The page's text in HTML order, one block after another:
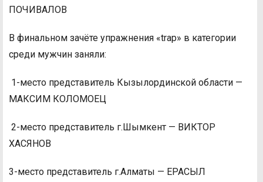
ПОЧИВАЛОВ
В финальном зачёте упражнения «trap» в категории
среди мужчин заняли:
1-место представитель Кызылординской области —
МАКСИМ КОЛОМОЕЦ
2-место представитель г.Шымкент — ВИКТОР
ХАСЯНОВ
3-место представитель г.Алматы — ЕРАСЫЛ